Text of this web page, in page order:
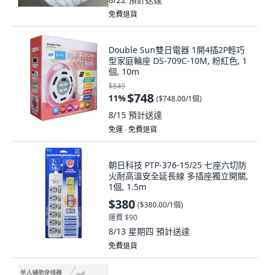
免費退貨
Double Sun雙日電器 1開4插2P輕巧
型家庭輪座 DS-709C-10M, 粉紅色, 1
個, 10m
$849
11%$748 ($748.00/1個)
8/15 預計送達
免運 ∙ 免費退貨
朝日科技 PTP-376-15/25 七座六切防
火耐高溫安全延長線 多插座獨立開關,
1個, 1.5m
$380 ($380.00/1個)
運費 $90
8/13 星期四 預計送達
免費退貨